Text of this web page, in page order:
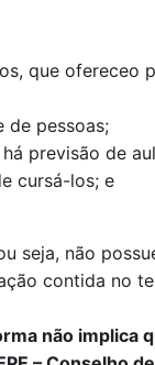
que
de pessoas;
previsão de
cursá-los; e
seja, não
contida no
não implica